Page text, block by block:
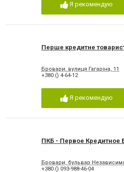
Я рекомендую
Перше кредитне
Бровари, вулиця Гагаріна, 11
+380 () 4-64-12
Я рекомендую
ПКБ - Первое Кредитное
Бровари, бульвар
+380 () 093-988-46-04